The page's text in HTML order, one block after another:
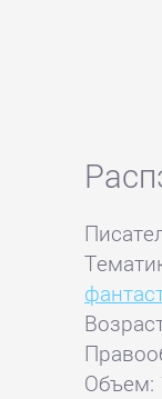
Объем: